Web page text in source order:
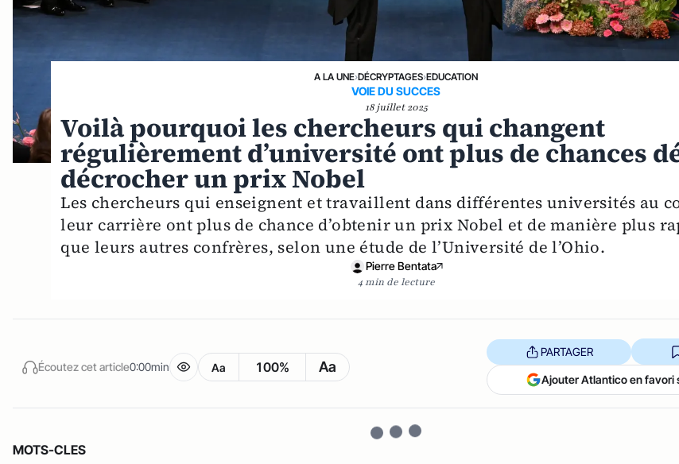
A LA UNE›DÉCRYPTAGES›EDUCATION
VOIE DU SUCCES
18 juillet 2025
Voilà pourquoi les chercheurs qui changent
régulièrement d’université ont plus de chances
décrocher un prix Nobel
Les chercheurs qui enseignent et travaillent dans différentes universités au
leur carrière ont plus de chance d’obtenir un prix Nobel et de manière plus
que leurs autres confrères, selon une étude de l’Université de l’Ohio.
Pierre Bentata
4 min de lecture
Écoutez cet article0:00min Aa 100% Aa
PARTAGER
Ajouter Atlantico en favori
MOTS-CLES